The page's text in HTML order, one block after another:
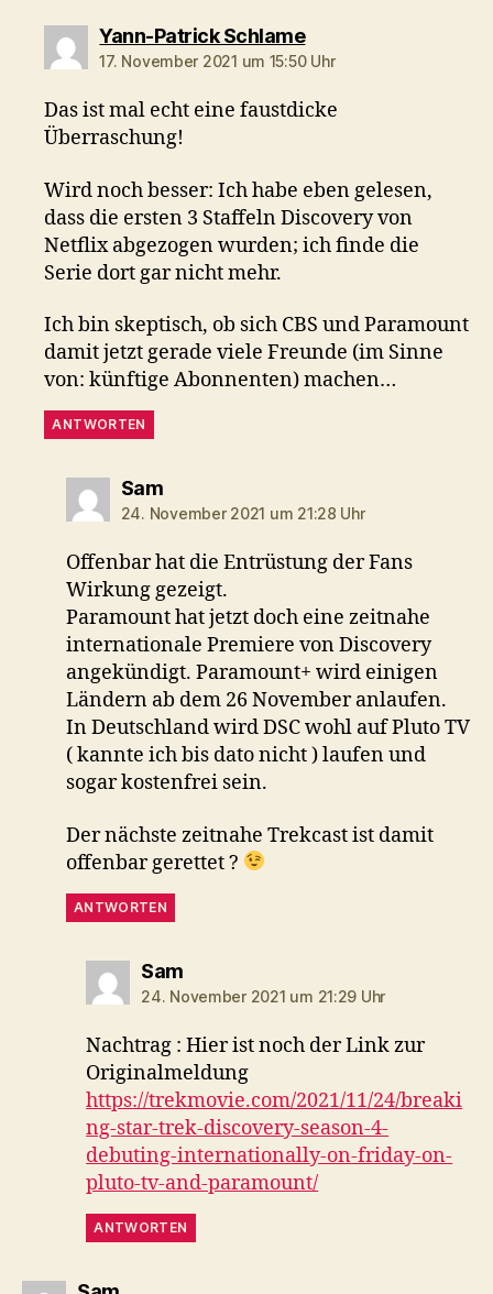
Yann-Patrick Schlamesagt:
17. November 2021 um 15:50 Uhr
Das ist mal echt eine faustdicke
Überraschung!
Wird noch besser: Ich habe eben gelesen,
dass die ersten 3 Staffeln Discovery von
Netflix abgezogen wurden; ich finde die
Serie dort gar nicht mehr.
Ich bin skeptisch, ob sich CBS und Paramount
damit jetzt gerade viele Freunde (im Sinne
von: künftige Abonnenten) machen…
ANTWORTEN
Samsagt:
24. November 2021 um 21:28 Uhr
Offenbar hat die Entrüstung der Fans
Wirkung gezeigt.
Paramount hat jetzt doch eine zeitnahe
internationale Premiere von Discovery
angekündigt. Paramount+ wird einigen
Ländern ab dem 26 November anlaufen.
In Deutschland wird DSC wohl auf Pluto TV
( kannte ich bis dato nicht ) laufen und
sogar kostenfrei sein.
Der nächste zeitnahe Trekcast ist damit
offenbar gerettet ?
ANTWORTEN
Samsagt:
24. November 2021 um 21:29 Uhr
Nachtrag : Hier ist noch der Link zur
Originalmeldung
https://trekmovie.com/2021/11/24/breaki
ng-star-trek-discovery-season-4-
debuting-internationally-on-friday-on-
pluto-tv-and-paramount/
ANTWORTEN